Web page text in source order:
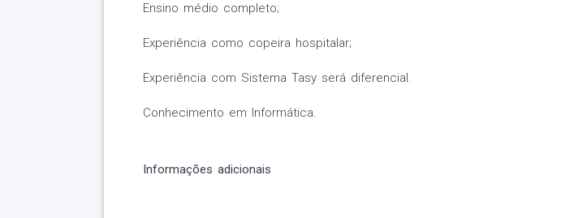
Ensino médio completo;
Experiência como copeira hospitalar;
Experiência com Sistema Tasy será diferencial.
Conhecimento em Informática.
Informações adicionais